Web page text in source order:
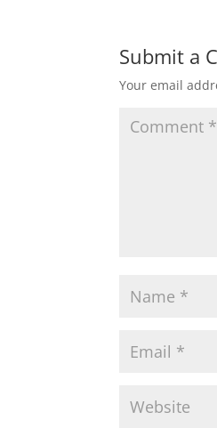
Submit a
Your email